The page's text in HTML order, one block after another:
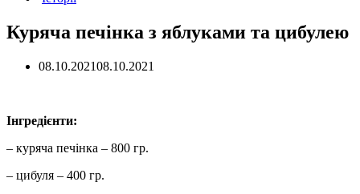
Куряча печінка з яблуками та цибулею
08.10.202108.10.2021
Інгредієнти:
– куряча печінка – 800 гр.
– цибуля – 400 гр.